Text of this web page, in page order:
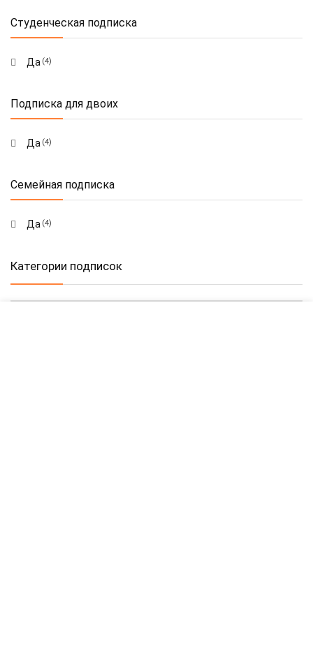
Студенческая подписка
Да (4)
Подписка для двоих
Да (4)
Семейная подписка
Да (4)
Категории подписок